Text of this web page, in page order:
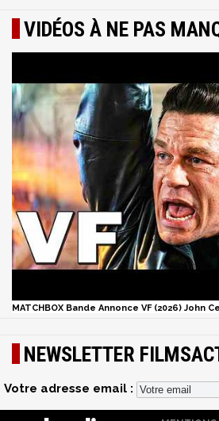
VIDÉOS À NE PAS
MATCHBOX Bande Annonce VF (2026) John
NEWSLETTER
Votre adresse email :